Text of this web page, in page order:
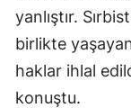
yanlıştır.
birlikte
haklar ihlal
konuştu.